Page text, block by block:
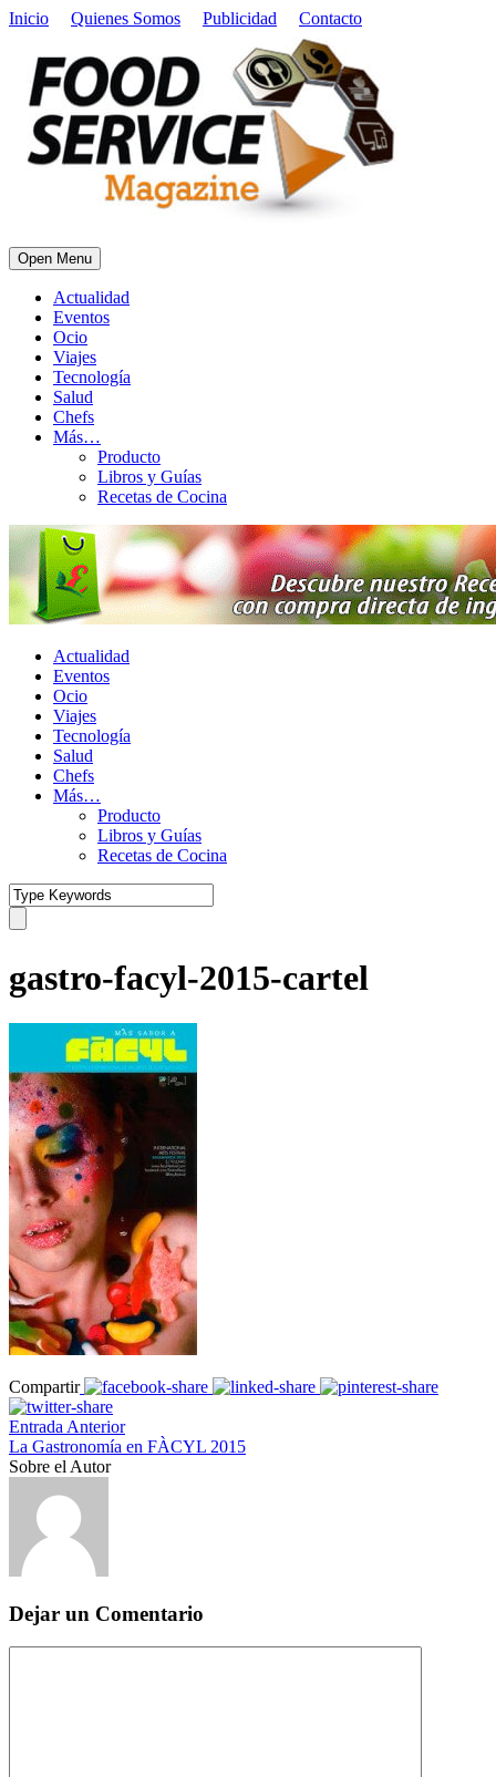
Inicio Quienes Somos Publicidad Contacto
Open Menu
Actualidad
Eventos
Ocio
Viajes
Tecnología
Salud
Chefs
Más…
Producto
Libros y Guías
Recetas de Cocina
Actualidad
Eventos
Ocio
Viajes
Tecnología
Salud
Chefs
Más…
Producto
Libros y Guías
Recetas de Cocina
gastro-facyl-2015-cartel
Compartir
Entrada Anterior
La Gastronomía en FÀCYL 2015
Sobre el Autor
Dejar un Comentario